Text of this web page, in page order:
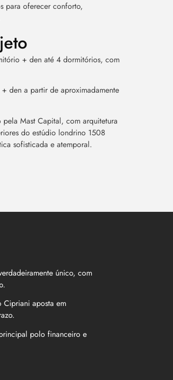
para oferecer conforto,
+ den até 4 dormitórios, com
den a partir de aproximadamente
pela Mast Capital, com arquitetura
do estúdio londrino 1508
sofisticada e atemporal.
único, com
Cipriani aposta em
polo financeiro e